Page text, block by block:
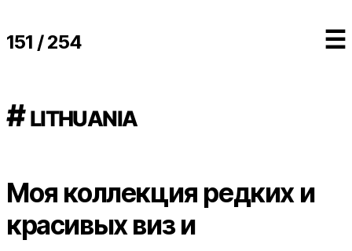
151 / 254 ☰
# lithuania
Моя коллекция редких и
красивых виз и